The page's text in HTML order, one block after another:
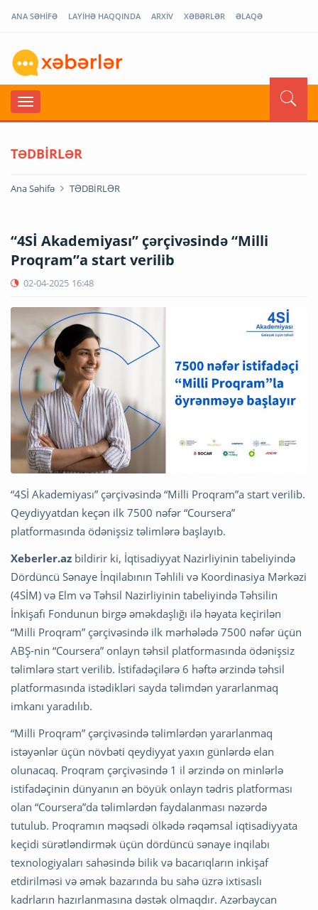
ANA SƏHİFƏ LAYİHƏ HAQQINDA ARXİV XƏBƏRLƏR ƏLAQƏ
TƏDBİRLƏR
Ana Səhifə TƏDBİRLƏR
“4Sİ Akademiyası” çərçivəsində “Milli
Proqram”a start verilib
02-04-2025 16:48
“4Sİ Akademiyası” çərçivəsində “Milli Proqram”a start verilib.
Qeydiyyatdan keçən ilk 7500 nəfər “Coursera”
platformasında ödənişsiz təlimlərə başlayıb.
Xeberler.az bildirir ki, İqtisadiyyat Nazirliyinin tabeliyində
Dördüncü Sənaye İnqilabının Təhlili və Koordinasiya Mərkəzi
(4SİM) və Elm və Təhsil Nazirliyinin tabeliyində Təhsilin
İnkişafı Fondunun birgə əməkdaşlığı ilə həyata keçirilən
“Milli Proqram” çərçivəsində ilk mərhələdə 7500 nəfər üçün
ABŞ-nin “Coursera” onlayn təhsil platformasında ödənişsiz
təlimlərə start verilib. İstifadəçilərə 6 həftə ərzində təhsil
platformasında istədikləri sayda təlimdən yararlanmaq
imkanı yaradılıb.
“Milli Proqram” çərçivəsində təlimlərdən yararlanmaq
istəyənlər üçün növbəti qeydiyyat yaxın günlərdə elan
olunacaq. Proqram çərçivəsində 1 il ərzində on minlərlə
istifadəçinin dünyanın ən böyük onlayn tədris platforması
olan “Coursera”da təlimlərdən faydalanması nəzərdə
tutulub. Proqramın məqsədi ölkədə rəqəmsal iqtisadiyyata
keçidi sürətləndirmək üçün dördüncü sənaye inqilabı
texnologiyaları sahəsində bilik və bacarıqların inkişaf
etdirilməsi və əmək bazarında bu sahə üzrə ixtisaslı
kadrların hazırlanmasına dəstək olmaqdır. Azərbaycan